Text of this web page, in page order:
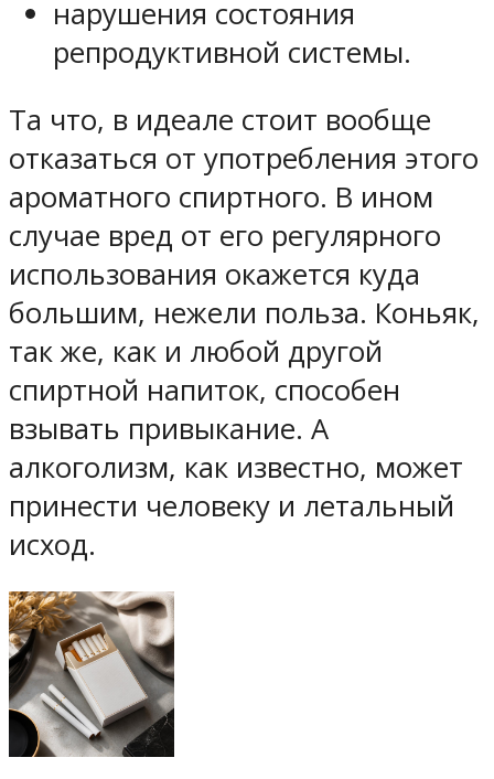
нарушения состояния
репродуктивной системы.
Та что, в идеале стоит вообще
отказаться от употребления этого
ароматного спиртного. В ином
случае вред от его регулярного
использования окажется куда
большим, нежели польза. Коньяк,
так же, как и любой другой
спиртной напиток, способен
взывать привыкание. А
алкоголизм, как известно, может
принести человеку и летальный
исход.